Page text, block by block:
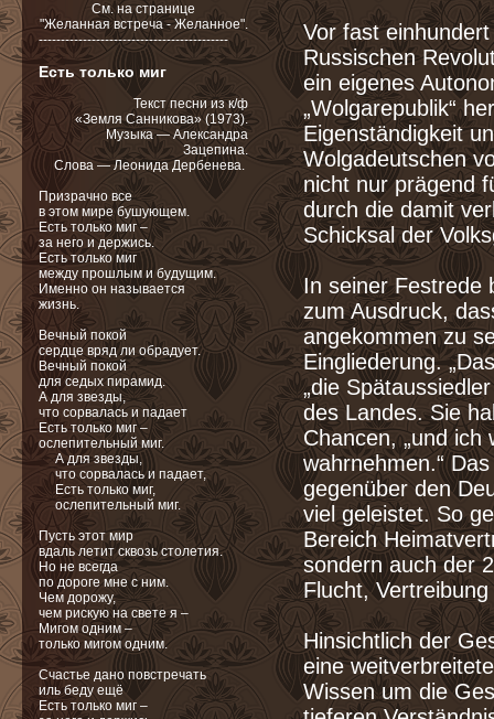
Vor fast
Russischen
ein eigenes
„Wolgarepublik“
Eigenständigkeit
Wolgadeutschen
nicht nur prägend
durch die damit
Schicksal der
In seiner Festrede
zum Ausdruck,
angekommen zu
Eingliederung.
„die
des Landes. Sie
Chancen, „und ich
wahrnehmen.“
gegenüber den
viel geleistet. So
Bereich
sondern auch der
Flucht,
Hinsichtlich der
eine
Wissen um die
См. на cтранице
"Желанная встреча - Желанное".
-------------------------------------------
Есть только миг
Текст песни из к/ф
«Земля Санникова» (1973).
Музыка — Александра
Зацепина.
Слова — Леонида Дербенева.
Призрачно все
в этом мире бушующем.
Есть только миг –
за него и держись.
Есть только миг
между прошлым и будущим.
Именно он называется
жизнь.
Вечный покой
сердце вряд ли обрадует.
Вечный покой
для седых пирамид.
А для звезды,
что сорвалась и падает
Есть только миг –
ослепительный миг.
А для звезды,
что сорвалась и падает,
Есть только миг,
ослепительный миг.
Пусть этот мир
вдаль летит сквозь столетия.
Но не всегда
по дороге мне с ним.
Чем дорожу,
чем рискую на свете я –
Мигом одним –
только мигом одним.
Счастье дано повстречать
иль беду ещё
Есть только миг –